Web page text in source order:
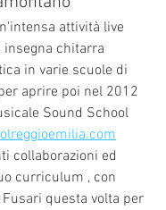
attività live
insegna chitarra
in varie scuole di
aprire poi nel 2012
Sound School
collaborazioni ed
curriculum , con
questa volta per